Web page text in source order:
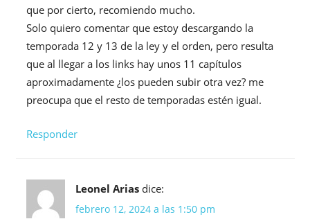
que por cierto, recomiendo mucho.
Solo quiero comentar que estoy descargando la
temporada 12 y 13 de la ley y el orden, pero resulta
que al llegar a los links hay unos 11 capítulos
aproximadamente ¿los pueden subir otra vez? me
preocupa que el resto de temporadas estén igual.
Responder
Leonel Arias dice:
febrero 12, 2024 a las 1:50 pm